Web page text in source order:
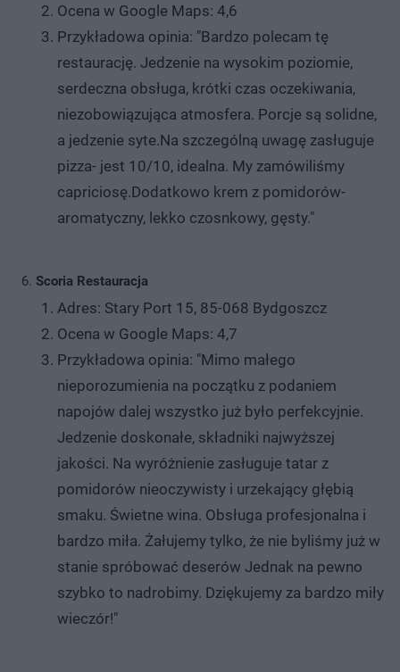
Ocena w Google Maps: 4,6
Przykładowa opinia: "Bardzo polecam tę
restaurację. Jedzenie na wysokim poziomie,
serdeczna obsługa, krótki czas oczekiwania,
niezobowiązująca atmosfera. Porcje są solidne,
a jedzenie syte.Na szczególną uwagę zasługuje
pizza- jest 10/10, idealna. My zamówiliśmy
capriciosę.Dodatkowo krem z pomidorów-
aromatyczny, lekko czosnkowy, gęsty."
Scoria Restauracja
Adres: Stary Port 15, 85-068 Bydgoszcz
Ocena w Google Maps: 4,7
Przykładowa opinia: "Mimo małego
nieporozumienia na początku z podaniem
napojów dalej wszystko już było perfekcyjnie.
Jedzenie doskonałe, składniki najwyższej
jakości. Na wyróżnienie zasługuje tatar z
pomidorów nieoczywisty i urzekający głębią
smaku. Świetne wina. Obsługa profesjonalna i
bardzo miła. Żałujemy tylko, że nie byliśmy już w
stanie spróbować deserów Jednak na pewno
szybko to nadrobimy. Dziękujemy za bardzo miły
wieczór!"